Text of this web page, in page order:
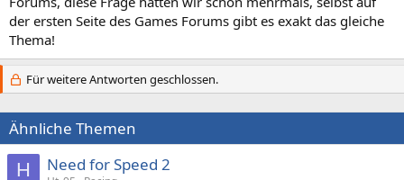
der ersten Seite des Games Forums gibt es exakt das gleiche
Thema!
Für weitere Antworten geschlossen.
Ähnliche Themen
H Need for Speed 2